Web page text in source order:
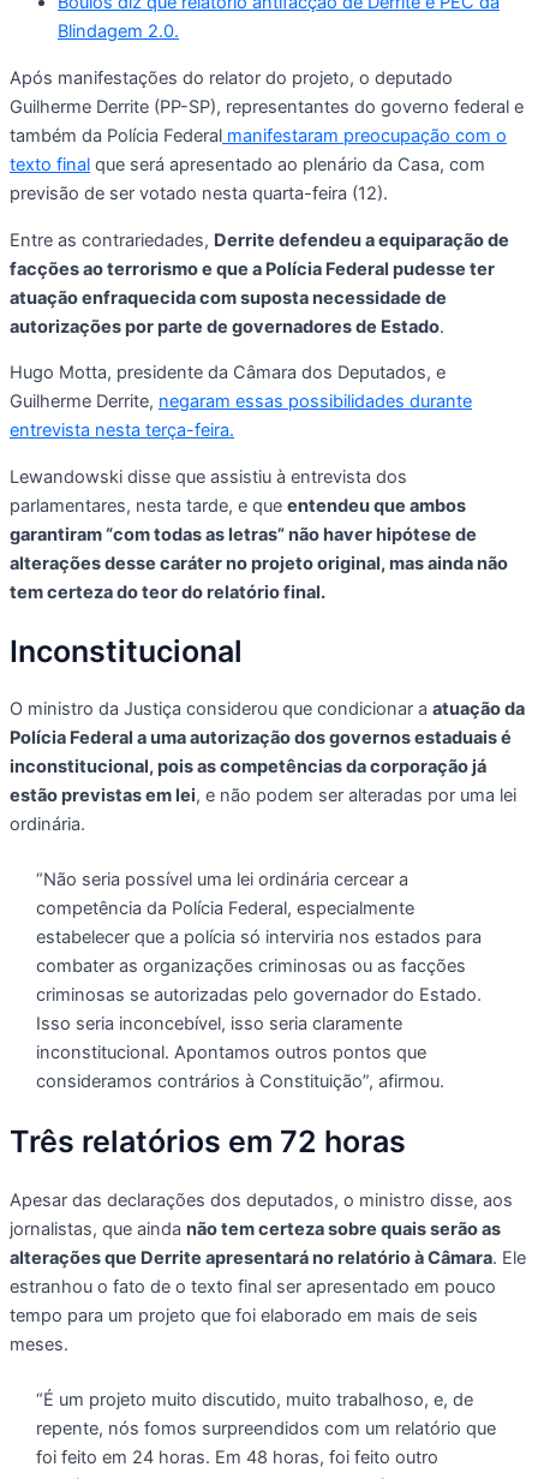
Blindagem 2.0.
Após manifestações do relator do projeto, o deputado
Guilherme Derrite (PP-SP), representantes do governo federal e
também da Polícia Federal manifestaram preocupação com o
texto final que será apresentado ao plenário da Casa, com
previsão de ser votado nesta quarta-feira (12).
Entre as contrariedades, Derrite defendeu a equiparação de
facções ao terrorismo e que a Polícia Federal pudesse ter
atuação enfraquecida com suposta necessidade de
autorizações por parte de governadores de Estado.
Hugo Motta, presidente da Câmara dos Deputados, e
Guilherme Derrite, negaram essas possibilidades durante
entrevista nesta terça-feira.
Lewandowski disse que assistiu à entrevista dos
parlamentares, nesta tarde, e que entendeu que ambos
garantiram “com todas as letras” não haver hipótese de
alterações desse caráter no projeto original, mas ainda não
tem certeza do teor do relatório final.
Inconstitucional
O ministro da Justiça considerou que condicionar a atuação da
Polícia Federal a uma autorização dos governos estaduais é
inconstitucional, pois as competências da corporação já
estão previstas em lei, e não podem ser alteradas por uma lei
ordinária.
“Não seria possível uma lei ordinária cercear a
competência da Polícia Federal, especialmente
estabelecer que a polícia só interviria nos estados para
combater as organizações criminosas ou as facções
criminosas se autorizadas pelo governador do Estado.
Isso seria inconcebível, isso seria claramente
inconstitucional. Apontamos outros pontos que
consideramos contrários à Constituição”, afirmou.
Três relatórios em 72 horas
Apesar das declarações dos deputados, o ministro disse, aos
jornalistas, que ainda não tem certeza sobre quais serão as
alterações que Derrite apresentará no relatório à Câmara. Ele
estranhou o fato de o texto final ser apresentado em pouco
tempo para um projeto que foi elaborado em mais de seis
meses.
“É um projeto muito discutido, muito trabalhoso, e, de
repente, nós fomos surpreendidos com um relatório que
foi feito em 24 horas. Em 48 horas, foi feito outro